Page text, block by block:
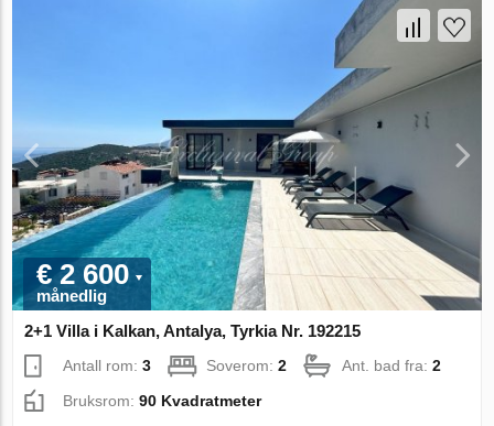
€ 2 600
månedlig
2+1 Villa i Kalkan, Antalya, Tyrkia Nr. 192215
Antall rom:3 Soverom:2 Ant. bad fra:2
Bruksrom:90 Kvadratmeter